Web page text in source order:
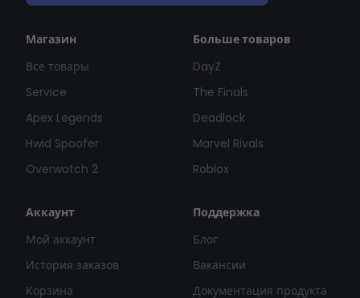
Магазин
Все товары
Service
Apex Legends
Hwid Spoofer
Overwatch 2
Больше товаров
DayZ
The Finals
Deadlock
Marvel Rivals
Roblox
Аккаунт
Мой аккаунт
История заказов
Корзина
Поддержка
Блог
Вакансии
Документация продукта